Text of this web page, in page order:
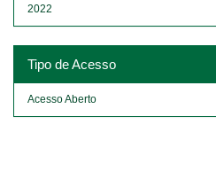
2022
Tipo de Acesso
Acesso Aberto